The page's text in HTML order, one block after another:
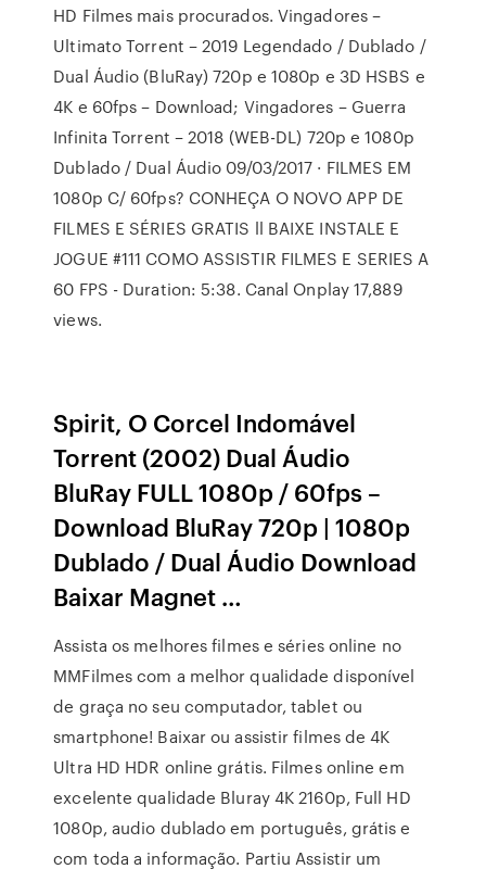
HD Filmes mais procurados. Vingadores –
Ultimato Torrent – 2019 Legendado / Dublado /
Dual Áudio (BluRay) 720p e 1080p e 3D HSBS e
4K e 60fps – Download; Vingadores – Guerra
Infinita Torrent – 2018 (WEB-DL) 720p e 1080p
Dublado / Dual Áudio 09/03/2017 · FILMES EM
1080p C/ 60fps? CONHEÇA O NOVO APP DE
FILMES E SÉRIES GRATIS ll BAIXE INSTALE E
JOGUE #111 COMO ASSISTIR FILMES E SERIES A
60 FPS - Duration: 5:38. Canal Onplay 17,889
views.
Spirit, O Corcel Indomável
Torrent (2002) Dual Áudio
BluRay FULL 1080p / 60fps –
Download BluRay 720p | 1080p
Dublado / Dual Áudio Download
Baixar Magnet …
Assista os melhores filmes e séries online no
MMFilmes com a melhor qualidade disponível
de graça no seu computador, tablet ou
smartphone! Baixar ou assistir filmes de 4K
Ultra HD HDR online grátis. Filmes online em
excelente qualidade Bluray 4K 2160p, Full HD
1080p, audio dublado em português, grátis e
com toda a informação. Partiu Assistir um